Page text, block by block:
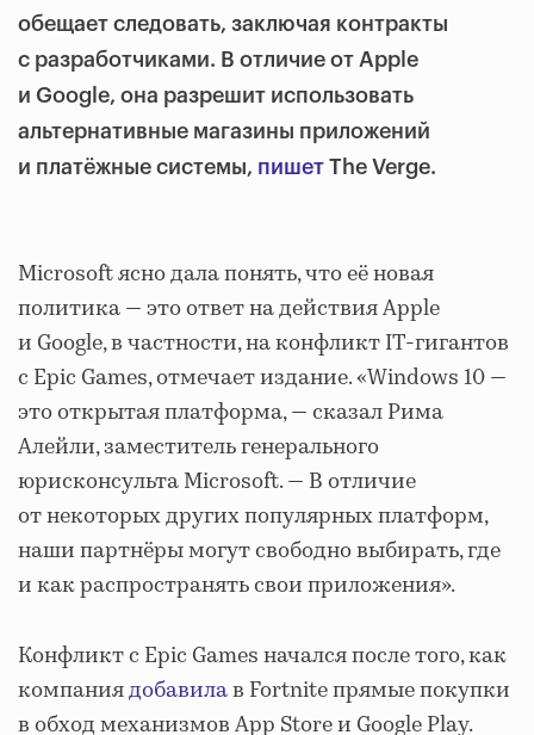
обещает следовать, заключая контракты
с разработчиками. В отличие от Apple
и Google, она разрешит использовать
альтернативные магазины приложений
и платёжные системы, пишет The Verge.
Microsoft ясно дала понять, что её новая
политика — это ответ на действия Apple
и Google, в частности, на конфликт IT-гигантов
c Epic Games, отмечает издание. «Windows 10 —
это открытая платформа, — сказал Рима
Алейли, заместитель генерального
юрисконсульта Microsoft. — В отличие
от некоторых других популярных платформ,
наши партнёры могут свободно выбирать, где
и как распространять свои приложения».
Конфликт с Epic Games начался после того, как
компаниядобавилав Fortnite прямые покупки
в обход механизмов App Store и Google Play.